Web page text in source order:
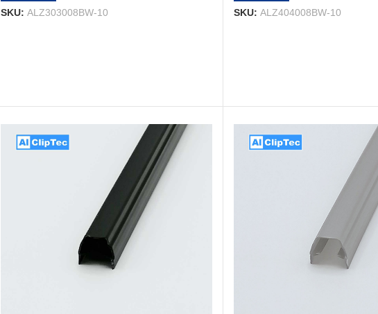
Nutprofile
Jetzt entdecken
SKU: ALZ303008BW-10 SKU: ALZ404008BW-10